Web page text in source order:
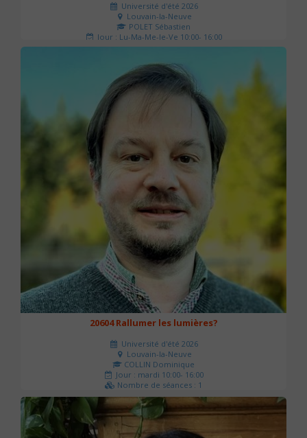
Université d'été 2026
Louvain-la-Neuve
POLET Sébastien
Jour : Lu-Ma-Me-Je-Ve 10:00- 16:00
Nombre de séances : 2
20604 Rallumer les lumières?
Université d'été 2026
Louvain-la-Neuve
COLLIN Dominique
Jour : mardi 10:00- 16:00
Nombre de séances : 1
60 €